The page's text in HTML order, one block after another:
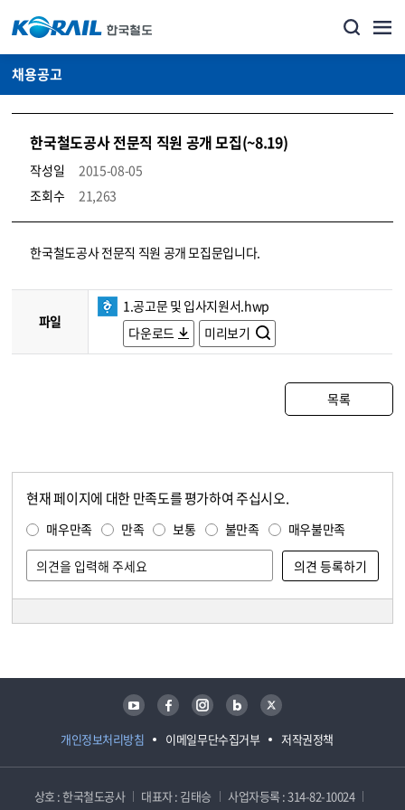
채용공고
한국철도공사 전문직 직원 공개 모집(~8.19)
작성일
2015-08-05
조회수
21,263
코레일소개_경영공시_채용공고 상세보기 – 내용, 파일, 담당자 연락처로 구성
한국철도공사 전문직 직원 공개 모집문입니다.
파일
1.공고문 및 입사지원서.hwp
다운로드
미리보기
목록
현재 페이지에 대한 만족도를 평가하여 주십시오.
매우만족 만족 보통 불만족 매우불만족
개인정보처리방침 이메일무단수집거부 저작권정책
유튜브 페이스북 인스타그램 블로그 트위터
상호 : 한국철도공사 대표자 : 김태승
사업자등록 : 314-82-10024